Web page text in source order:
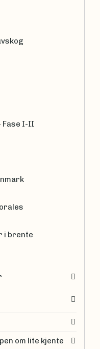
Fase I-II
i brente
om lite kjente